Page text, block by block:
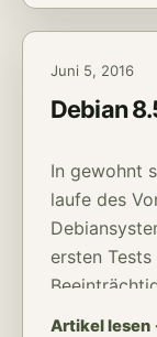
beschwert
Juni 5, 2016
Debian
In gewohnt
laufe des
ersten
Sollte es
Artikel lesen